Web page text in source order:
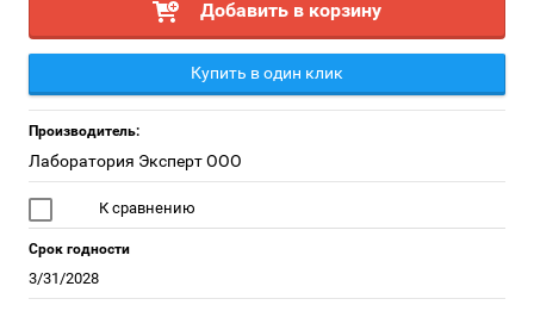
Добавить в корзину
Купить в один клик
Производитель:
Лаборатория Эксперт ООО
К сравнению
Срок годности
3/31/2028